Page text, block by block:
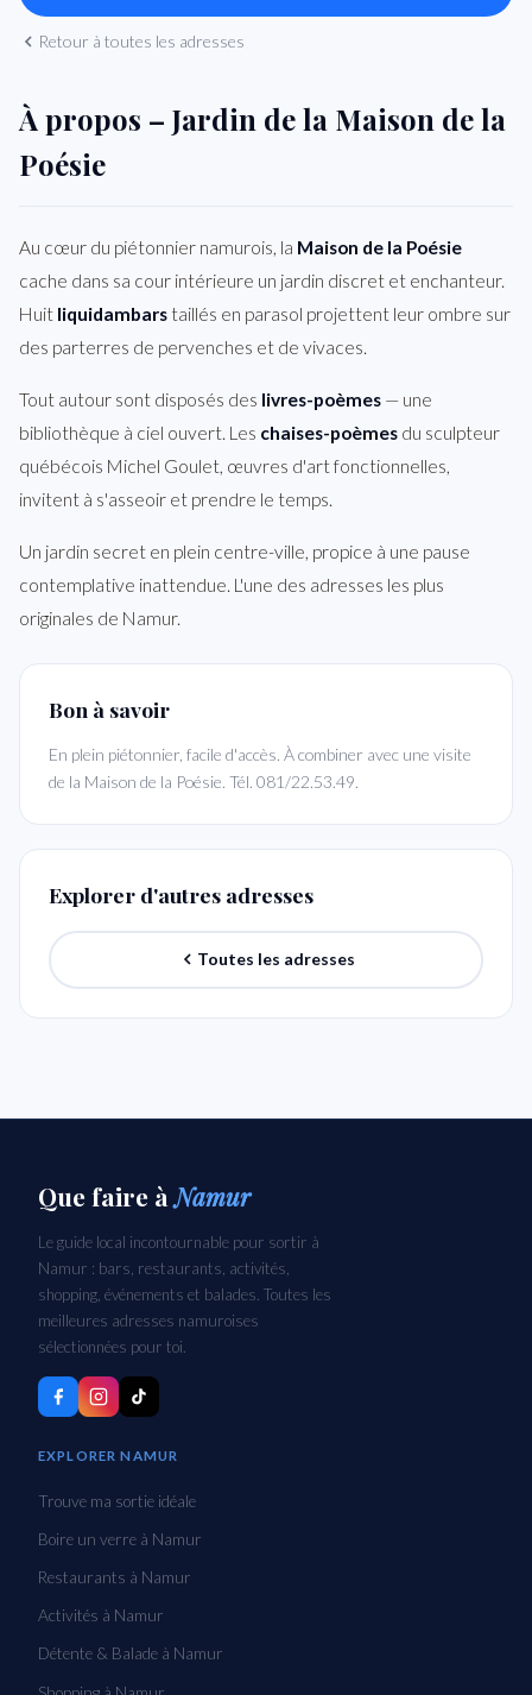
Retour à toutes les adresses
À propos – Jardin de la Maison de la
Poésie
Au cœur du piétonnier namurois, la Maison de la Poésie
cache dans sa cour intérieure un jardin discret et enchanteur.
Huit liquidambars taillés en parasol projettent leur ombre sur
des parterres de pervenches et de vivaces.
Tout autour sont disposés des livres-poèmes — une
bibliothèque à ciel ouvert. Les chaises-poèmes du sculpteur
québécois Michel Goulet, œuvres d'art fonctionnelles,
invitent à s'asseoir et prendre le temps.
Un jardin secret en plein centre-ville, propice à une pause
contemplative inattendue. L'une des adresses les plus
originales de Namur.
Bon à savoir
En plein piétonnier, facile d'accès. À combiner avec une visite
de la Maison de la Poésie. Tél. 081/22.53.49.
Explorer d'autres adresses
Toutes les adresses
Que faire à Namur
Le guide local incontournable pour sortir à
Namur : bars, restaurants, activités,
shopping, événements et balades. Toutes les
meilleures adresses namuroises
sélectionnées pour toi.
EXPLORER NAMUR
Trouve ma sortie idéale
Boire un verre à Namur
Restaurants à Namur
Activités à Namur
Détente & Balade à Namur